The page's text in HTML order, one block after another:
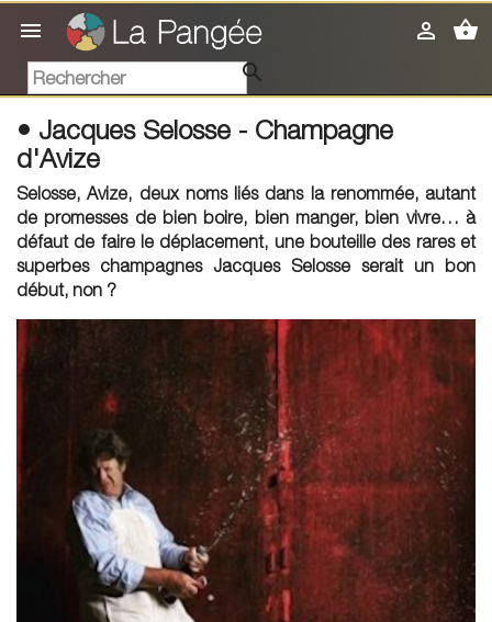
 shopping_basket


• Jacques Selosse - Champagne
d'Avize
Selosse, Avize, deux noms liés dans la renommée, autant
de promesses de bien boire, bien manger, bien vivre… à
défaut de faire le déplacement, une bouteille des rares et
superbes champagnes Jacques Selosse serait un bon
début, non ?